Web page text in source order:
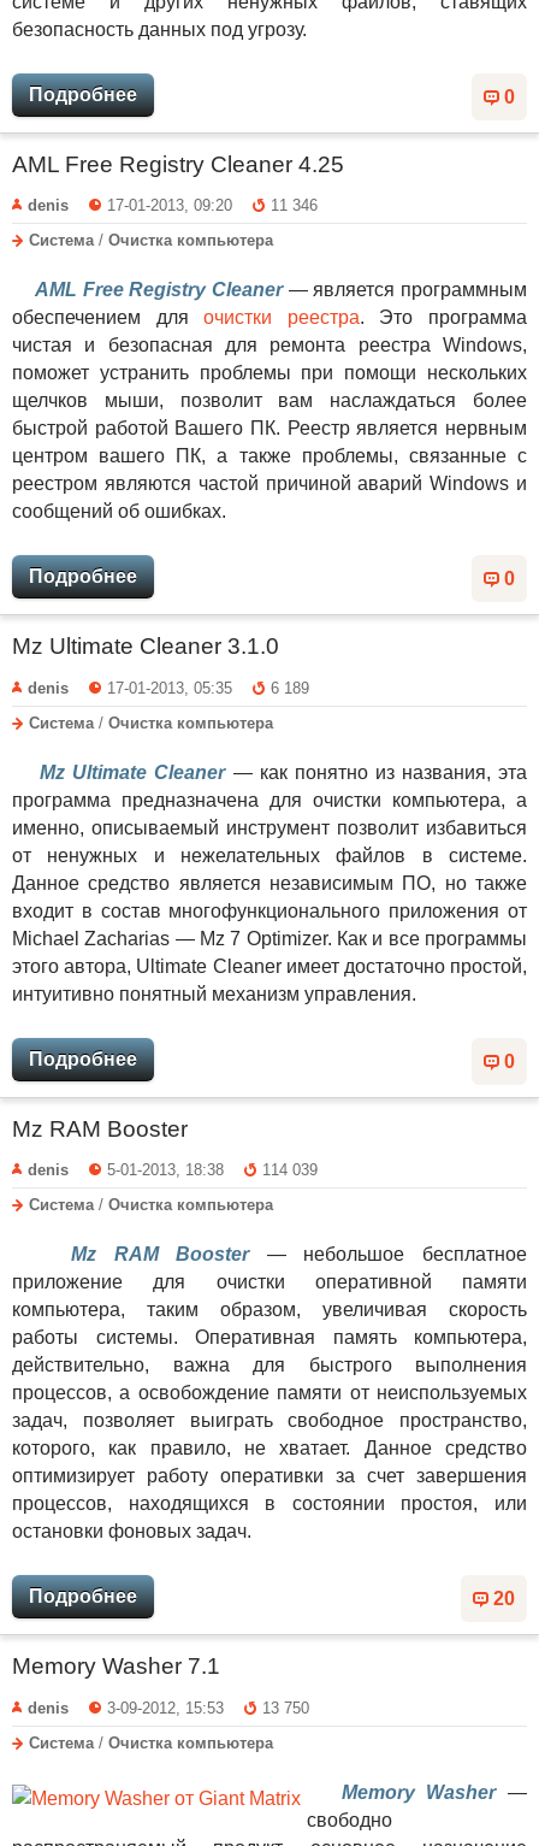
безопасность данных под угрозу.
0
Подробнее
AML Free Registry Cleaner 4.25
denis 17-01-2013, 09:20
11 346
Система/ Очистка компьютера
AML Free Registry Cleaner— является программным
обеспечением дляочистки реестра. Это программа
чистая и безопасная для ремонта реестра Windows,
поможет устранить проблемы при помощи нескольких
щелчков мыши, позволит вам наслаждаться более
быстрой работой Вашего ПК. Реестр является нервным
центром вашего ПК, а также проблемы, связанные с
реестром являются частой причиной аварий Windows и
сообщений об ошибках.
0
Подробнее
Mz Ultimate Cleaner 3.1.0
denis 17-01-2013, 05:35
6 189
Система / Очистка компьютера
Mz Ultimate Cleaner— как понятно из названия, эта
программа предназначена для очистки компьютера, а
именно, описываемый инструмент позволит избавиться
от ненужных и нежелательных файлов в системе.
Данное средство является независимым ПО, но также
входит в состав многофункционального приложения от
Michael Zacharias — Mz 7 Optimizer. Как и все программы
этого автора, Ultimate Cleaner имеет достаточно простой,
интуитивно понятный механизм управления.
0
Подробнее
Mz RAM Booster
denis 5-01-2013, 18:38
114 039
Система/ Очистка компьютера
Mz RAM Booster— небольшое бесплатное
приложение для очистки оперативной памяти
компьютера, таким образом, увеличивая скорость
работы системы. Оперативная память компьютера,
действительно, важна для быстрого выполнения
процессов, а освобождение памяти от неиспользуемых
задач, позволяет выиграть свободное пространство,
которого, как правило, не хватает. Данное средство
оптимизирует работу оперативки за счет завершения
процессов, находящихся в состоянии простоя, или
остановки фоновых задач.
20
Подробнее
Memory Washer 7.1
denis 3-09-2012, 15:53
13 750
Система / Очистка компьютера
Memory Washer—
свободно